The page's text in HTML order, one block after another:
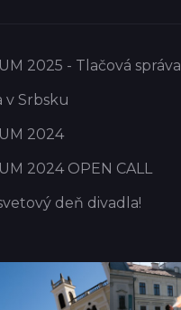
2025 - Tlačová správa
v Srbsku
2024
2024 OPEN CALL
deň divadla!